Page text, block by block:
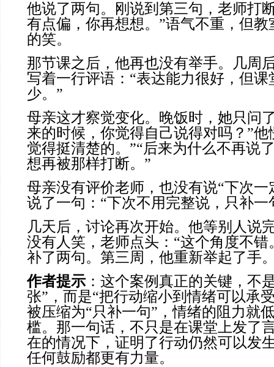
他说了两句。刚说到第三句，老师打
有点偏，你再想想。”语气不重，但
的笑。
那节课之后，他再也没有举手。几周
写着一行评语：“表达能力很好，但课
少。”
母亲这才察觉变化。晚饭时，她只问
来的时候，你觉得自己说得对吗？”他
觉得挺清楚的。”“后来为什么不再说
想再被那样打断。”
母亲没有评价老师，也没有说“下次一
说了一句：“下次不用完整说，只补一
几天后，讨论再次开始。他等别人说
没有人笑，老师点头：“这个角度不错
补了两句。第三周，他重新举起了手
作者提示 ：这个案例真正的关键，不
张”，而是“把行动缩小到情绪可以承
被压缩为“只补一句”，情绪的阻力就
槛。那一句话，不只是在课堂上发了
在的情况下，证明了行动仍然可以发
任何鼓励都更有力量。